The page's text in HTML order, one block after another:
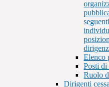
Elenco
Posti
Ruolo
Dirigenti